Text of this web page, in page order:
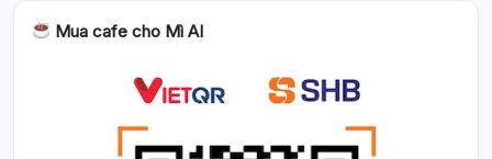
Mua cafe cho Mì AI